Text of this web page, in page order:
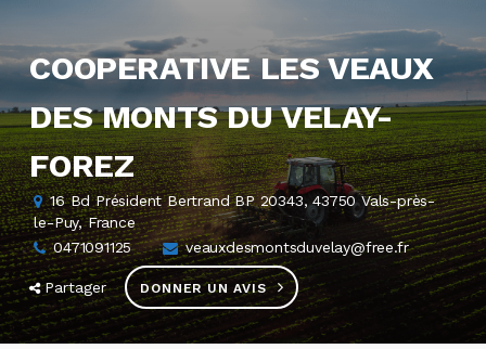
COOPERATIVE LES VEAUX
DES MONTS DU VELAY-
FOREZ
16 Bd Président Bertrand BP 20343, 43750 Vals-près-
le-Puy, France
0471091125
veauxdesmontsduvelay@free.fr
Partager DONNER UN AVIS